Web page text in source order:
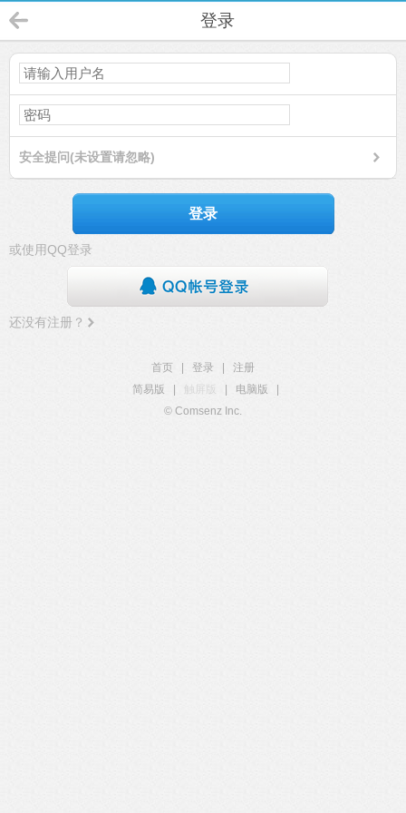
登录
安全提问(未设置请忽略)
登录
或使用QQ登录
还没有注册？
首页 登录
注册
简易版
触屏版 电脑版
© Comsenz Inc.